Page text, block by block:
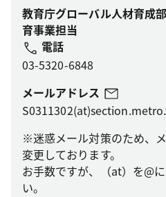
教育庁グローバル人材育成
育事業担当
電話
03-5320-6848
メールアドレス
※迷惑メール対策のため、
変更しております。
お手数ですが、（at）を@
い。